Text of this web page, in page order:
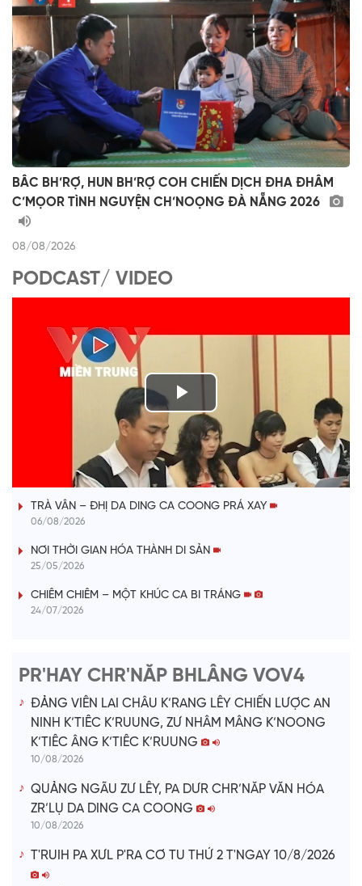
BÂC BH’RỢ, HUN BH’RỢ COH CHIẾN DỊCH ĐHA ĐHÂM
C’MỌOR TÌNH NGUYỆN CH’NOỌNG ĐÀ NẴNG 2026
08/08/2026
PODCAST/ VIDEO
P
l
a
V
i
e
o
VÀI PHÚT DÀNH CHO QUẢNG BÁ
TRÀ VÂN – ĐHỊ DA DING CA COONG PRÁ XAY
06/08/2026
NƠI THỜI GIAN HÓA THÀNH DI SẢN
25/05/2026
CHIÊM CHIÊM – MỘT KHÚC CA BI TRÁNG
24/07/2026
PR'HAY CHR'NĂP BHLÂNG VOV4
ĐẢNG VIÊN LAI CHÂU K’RANG LÊY CHIẾN LƯỢC AN
NINH K’TIÊC K’RUUNG, ZƯ NHÂM MÂNG K’NOONG
K’TIÊC ÂNG K’TIÊC K’RUUNG
10/08/2026
QUẢNG NGÃU ZƯ LÊY, PA DƯR CHR’NĂP VĂN HÓA
ZR’LỤ DA DING CA COONG
10/08/2026
T'RUIH PA XƯL P'RA CƠ TU THỨ 2 T'NGAY 10/8/2026